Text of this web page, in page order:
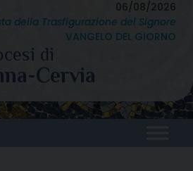
06/08/2026
della Trasfigurazione del Signore
VANGELO DEL GIORNO